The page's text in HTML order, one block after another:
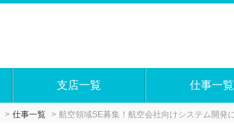
支店一覧 仕事一覧
仕事一覧 航空領域SE募集！航空会社向けシステム開発